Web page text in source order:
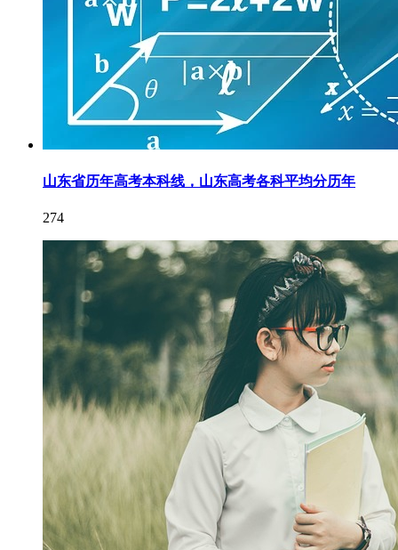
山东省历年高考本科线，山东高考各科平均分历年
274